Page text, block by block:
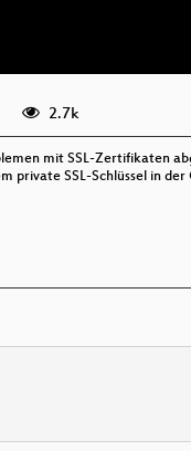
2.7k
mit SSL-Zertifikaten
private SSL-Schlüssel in